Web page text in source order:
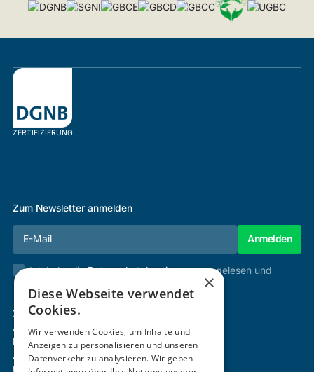
ZERTIFIZIERUNG
Zum Newsletter anmelden
Ich habe dieDatenschutzbestimmungengelesen und
Zertifizierung & Verifikation
Akademie
Mitgliedschaft
Aktivitäten
×
Diese Webseite verwendet
Cookies.
Wir verwenden Cookies, um Inhalte und
Anzeigen zu personalisieren und unseren
Datenverkehr zu analysieren. Wir geben